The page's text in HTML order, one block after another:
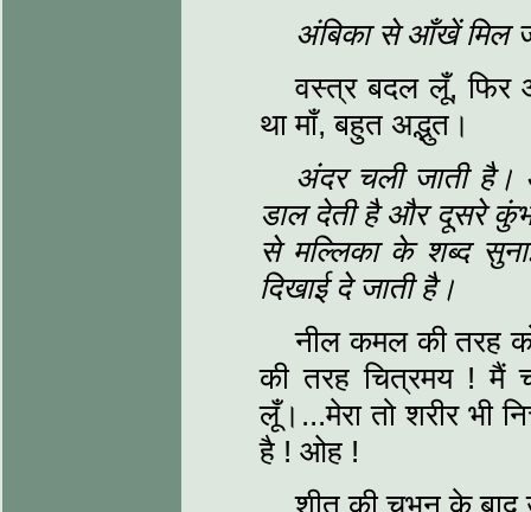
अंबिका से आँखें मिल
वस्त्र बदल लूँ, फिर
था माँ, बहुत अद्भुत।
अंदर चली जाती
डाल देती है और दूसरे
से मल्लिका के शब्द
दिखाई दे जाती है।
नील कमल की तरह
की तरह चित्रमय !
लूँ।...मेरा तो शरीर भी
है ! ओह !
शीत की चुभन के बाद